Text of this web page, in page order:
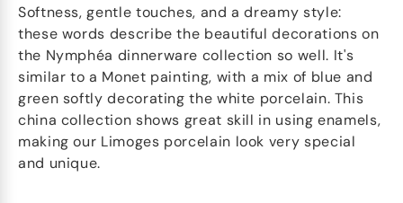
Softness, gentle touches, and a dreamy style:
these words describe the beautiful decorations on
the Nymphéa dinnerware collection so well. It's
similar to a Monet painting, with a mix of blue and
green softly decorating the white porcelain. This
china collection shows great skill in using enamels,
making our Limoges porcelain look very special
and unique.